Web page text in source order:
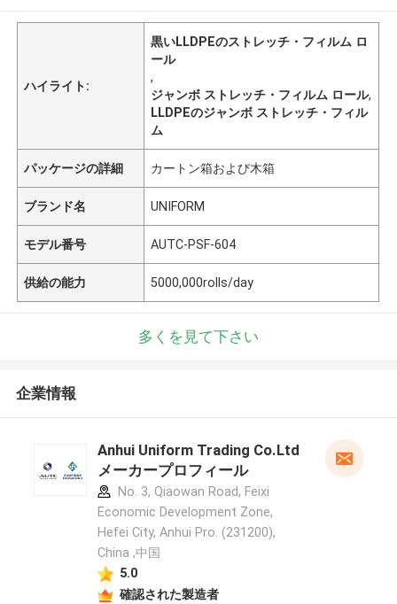
ハイライト:
黒いLLDPEのストレッチ・フィルム ロ
ール
,
ジャンボ ストレッチ・フィルム ロール,
LLDPEのジャンボ ストレッチ・フィル
ム
パッケージの詳細 カートン箱および木箱
ブランド名 UNIFORM
モデル番号 AUTC-PSF-604
供給の能力 5000,000rolls/day
多くを見て下さい
企業情報
Anhui Uniform Trading Co.Ltd
メーカープロフィール
No. 3, Qiaowan Road, Feixi
Economic Development Zone,
Hefei City, Anhui Pro. (231200),
China ,中国
5.0
確認された製造者